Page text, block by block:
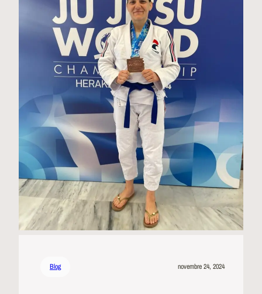
Blog novembre 24, 2024